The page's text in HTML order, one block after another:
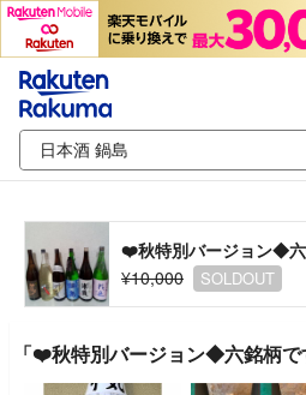
❤️秋特別バージョン◆六
¥10,000
SOLDOUT
「❤️秋特別バージョン◆六銘柄